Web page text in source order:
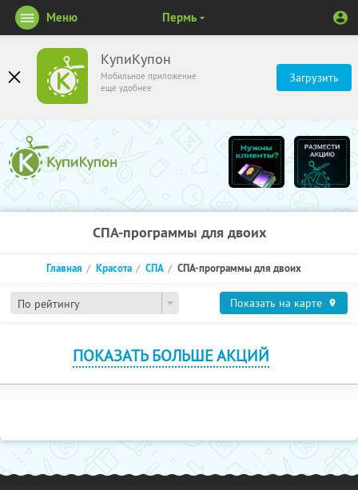
КупиКупон
Мобильное приложение
ещё удобнее
Загрузить
Меню Пермь
СПА-программы для двоих
По рейтингу
Главная Красота СПА СПА-программы для двоих
Показать на карте
ПОКАЗАТЬ БОЛЬШЕ АКЦИЙ